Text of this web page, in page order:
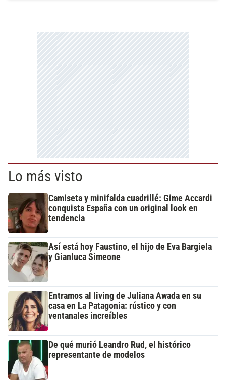
Lo más visto
Camiseta y minifalda cuadrillé: Gime Accardi
conquista España con un original look en
tendencia
Así está hoy Faustino, el hijo de Eva Bargiela
y Gianluca Simeone
Entramos al living de Juliana Awada en su
casa en La Patagonia: rústico y con
ventanales increíbles
De qué murió Leandro Rud, el histórico
representante de modelos